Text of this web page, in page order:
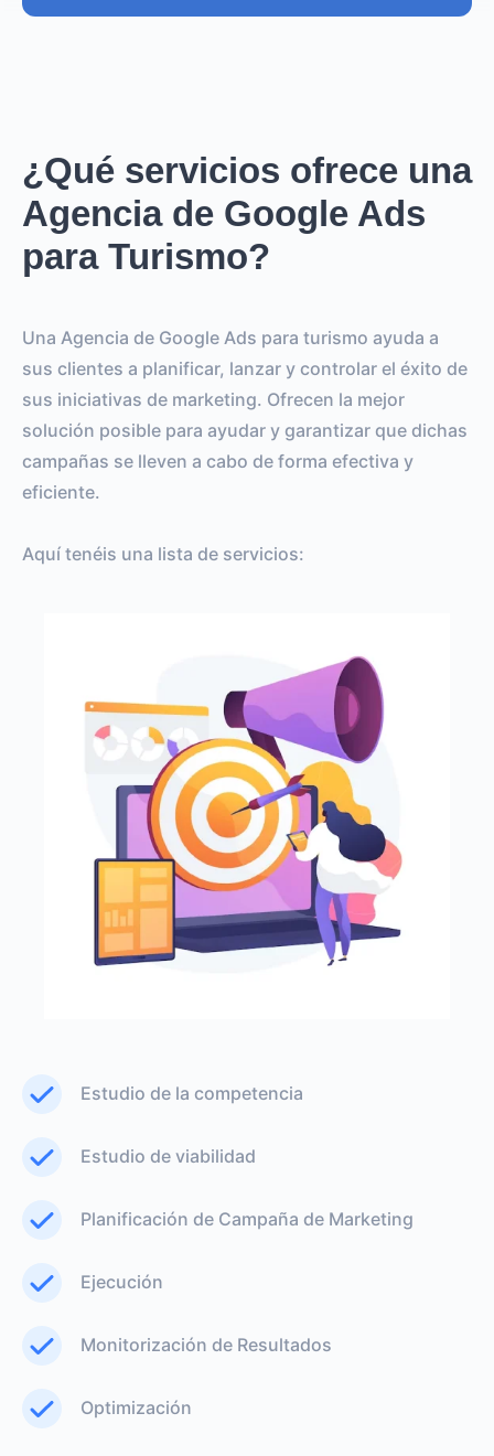
¿Qué servicios ofrece una
Agencia de Google Ads
para Turismo?
Una Agencia de Google Ads para turismo ayuda a
sus clientes a planificar, lanzar y controlar el éxito de
sus iniciativas de marketing. Ofrecen la mejor
solución posible para ayudar y garantizar que dichas
campañas se lleven a cabo de forma efectiva y
eficiente.
Aquí tenéis una lista de servicios:
Estudio de la competencia
Estudio de viabilidad
Planificación de Campaña de Marketing
Ejecución
Monitorización de Resultados
Optimización